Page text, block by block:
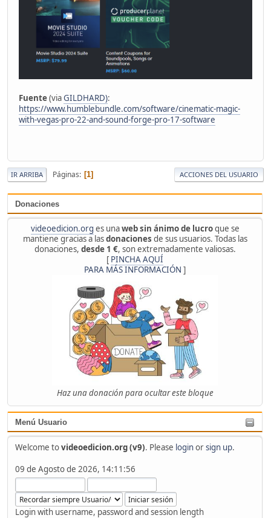
Donaciones
videoedicion.org es unaweb sin ánimo de lucroque se
mantiene gracias a lasdonaciones de sus usuarios. Todas las
donaciones, desde 1 €, son extremadamente valiosas.
[ PINCHA AQUÍ
PARA MÁS INFORMACIÓN ]
Haz una donación para ocultar este bloque
Menú Usuario
Welcome tovideoedicion.org (v9). Please loginorsign up.
09 de Agosto de 2026, 14:11:56
Login with username, password and session length
Fuente(viaGILDHARD):
https://www.humblebundle.com/software/cinematic-magic-
with-vegas-pro-22-and-sound-forge-pro-17-software
IR ARRIBA Páginas 1 ACCIONES DEL USUARIO